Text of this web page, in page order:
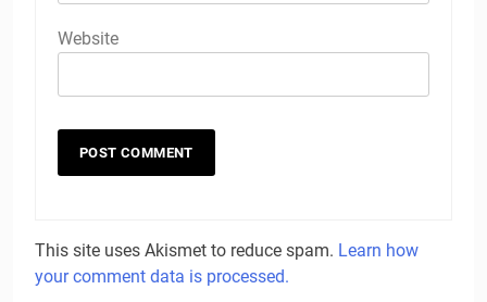
Website
This site uses Akismet to reduce spam. Learn how
your comment data is processed.